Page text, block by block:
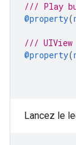
/// Play
@property(
/// UIView
@property(
Lancez le